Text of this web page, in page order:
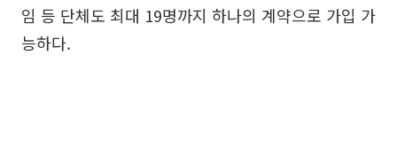
임 등 단체도 최대 19명까지 하나의 계약으로 가입 가
능하다.